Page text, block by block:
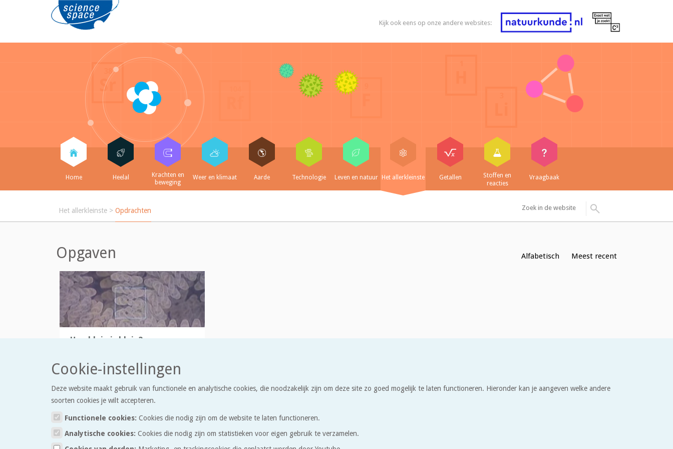
Kijk ook eens op onze andere websites:
Home Heelal
Krachten en
beweging
Weer en klimaat Aarde Technologie Leven en natuur Het allerkleinste Getallen
Stoffen en
reacties
Vraagbaak
Het allerkleinste > Opdrachten
Opgaven Alfabetisch Meest recent
Hoe klein is klein?
allerkleinste is.
Cookie-instellingen
Deze website maakt gebruik van functionele en analytische cookies, die noodzakelijk zijn om deze site zo goed mogelijk te laten functioneren. Hieronder kan je aangeven welke andere
soorten cookies je wilt accepteren.
Functionele cookies: Cookies die nodig zijn om de website te laten functioneren.
Analytische cookies: Cookies die nodig zijn om statistieken voor eigen gebruik te verzamelen.